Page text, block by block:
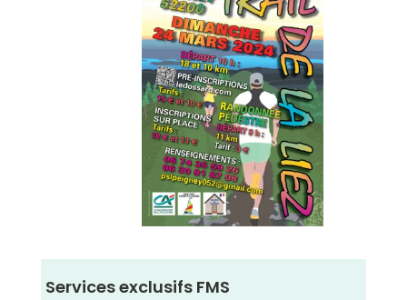
Services exclusifs FMS